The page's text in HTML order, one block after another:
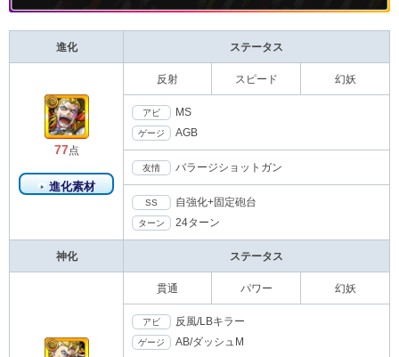
進化 ステータス
77 点
進化素材
反射 スピード 幻妖
アビ MS
ゲージ AGB
友情 バラージショットガン
SS 自強化+固定砲台
ターン 24ターン
神化 ステータス
貫通 パワー 幻妖
アビ 反風/LBキラー
ゲージ AB/ダッシュM